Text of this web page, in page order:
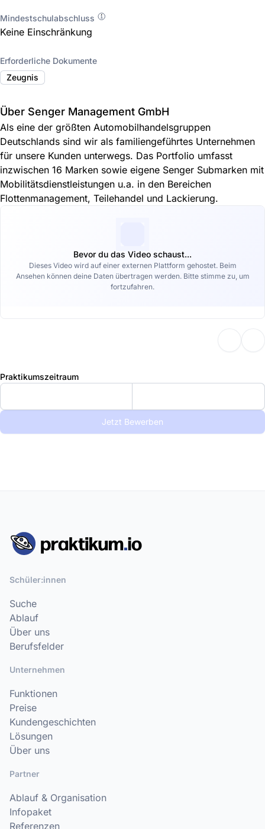
Mindestschulabschluss
Keine Einschränkung
Erforderliche Dokumente
Zeugnis
Über Senger Management GmbH
Als eine der größten Automobilhandelsgruppen
Deutschlands sind wir als familiengeführtes Unternehmen
für unsere Kunden unterwegs. Das Portfolio umfasst
inzwischen 16 Marken sowie eigene Senger Submarken mit
Mobilitätsdienstleistungen u.a. in den Bereichen
Flottenmanagement, Teilehandel und Lackierung.
Bevor du das Video schaust...
Dieses Video wird auf einer externen Plattform gehostet. Beim
Ansehen können deine Daten übertragen werden. Bitte stimme zu, um
fortzufahren.
Praktikumszeitraum
Jetzt Bewerben
Schüler:innen
Suche
Ablauf
Über uns
Berufsfelder
Unternehmen
Funktionen
Preise
Kundengeschichten
Lösungen
Über uns
Partner
Ablauf & Organisation
Infopaket
Referenzen